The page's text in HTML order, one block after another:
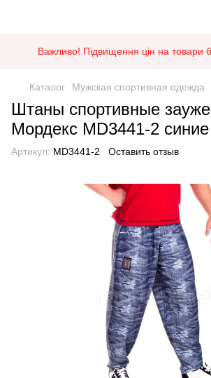
Важливо! Підвищення цін на товари
Каталог Мужская спортивная одежда
Штаны спортивные
Мордекс MD3441-2 синие
Артикул: MD3441-2 Оставить отзыв